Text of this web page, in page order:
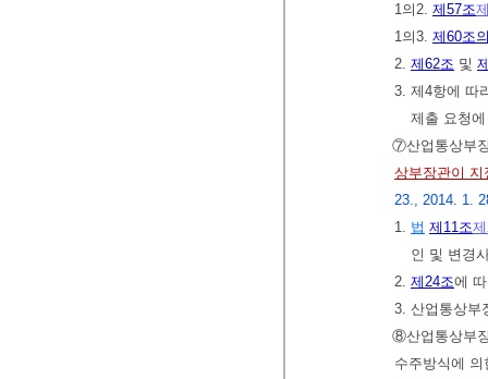
1의2. 제57조
1의3. 제60조
2. 제62조 및
3. 제4항에 따
제출 요청
⑦산업통상부
상부장관이
23., 2014. 1.
1. 법 제11조
인 및 변경
2. 제24조에
3. 산업통상부
⑧산업통상부
수주방식에